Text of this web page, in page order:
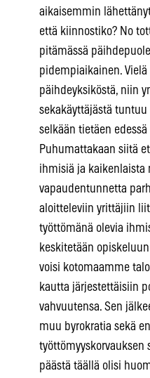
aikaisemmin
että kiinnostiko? No
pitämässä
pidempiaikainen.
päihdeyksiköstä, niin
sekakäyttäjästä
selkään tietäen
Puhumattakaan siitä
ihmisiä ja kaikenlaista
vapaudentunnetta
aloitteleviin yrittäjiin
työttömänä olevia
keskitetään
voisi kotomaamme
kautta järjestettäisiin
vahvuutensa. Sen
muu byrokratia sekä
työttömyyskorvauksen
päästä täällä olisi